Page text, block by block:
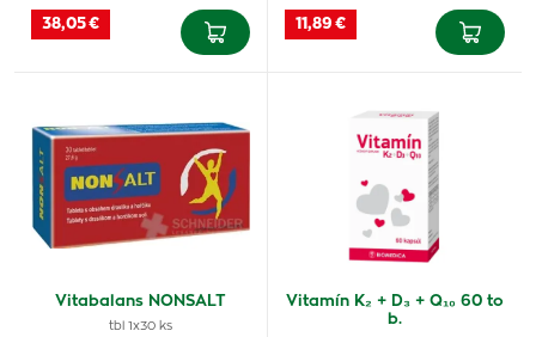
38,05 € 11,89 €
Vitabalans NONSALT
tbl 1x30 ks
Vitamín K₂ + D₃ + Q₁₀ 60 to
b.